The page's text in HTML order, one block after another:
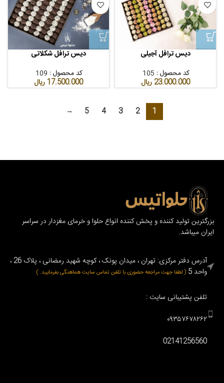
دیس ترافل آجیلی
کد محصول : 105
23.000.000 ریال
دیس ترافل شکلاتی
کد محصول : 109
17.500.000ریال
1
2
3
4
5
→
بزرگترین تولید کننده و پخش کننده انواع حلوا و خرمای مغزدار در سراسر
ایران میباشد.
آدرس دفتر مرکزی: تهران ، میدان پونک ، کوچه شهید رمضانی ، پلاک 26 ،
واحد 5
( لطفا جهت مراجعه حضوری با تلفن تماس سایت هماهنگی بفرمایید. )
تلفن پشتیبانی سایت :
۰۹۳۵۷۶۷۸۲۶۲
02141256560